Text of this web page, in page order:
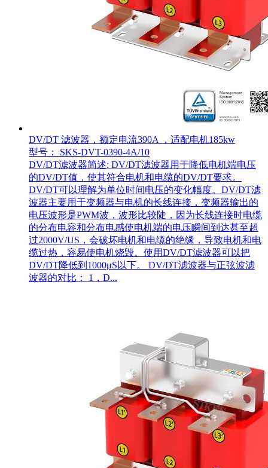
DV/DT 滤波器，额定电流390A ，适配电机185kw
型号： SKS-DVT-0390-4A/10
DV/DT滤波器简述: DV/DT滤波器用于降低电机端电压
的DV/DT值，使其符合电机和电缆的DV/DT要求。
DV/DT可以理解为单位时间电压的变化幅度。DV/DT滤
波器主要用于变频器与电机的长线连接，变频器输出的
电压波形是PWM波，波形比较陡，因为长线连接时电缆
的分布电容和分布电感使电机端的电压瞬间到达甚至超
过2000V/US，会破坏电机和电缆的绝缘，导致电机和电
缆过热，容易使电机烧毁。使用DV/DT滤波器可以把
DV/DT降低到1000μS以下。 DV/DT滤波器与正弦波滤
波器的对比： 1，D...